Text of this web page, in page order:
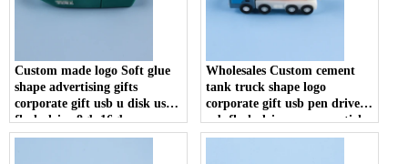
Custom made logo Soft glue
shape advertising gifts
corporate gift usb u disk usb
flash drive 8gb 16gb memory
stick
Wholesales Custom cement
tank truck shape logo
corporate gift usb pen drive
usb flash drive memory stick
U disk